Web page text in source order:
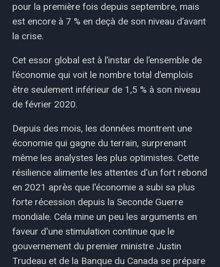
pour la première fois depuis septembre, mais
est encore à 7 % en deçà de son niveau d’avant
la crise.
Cet essor global est à l’instar de l’ensemble de
l’économie qui voit le nombre total d’emplois
être seulement inférieur de 1,5 % à son niveau
de février 2020.
Depuis des mois, les données montrent une
économie qui gagne du terrain, surprenant
même les analystes les plus optimistes. Cette
résilience alimente les attentes d'un fort rebond
en 2021 après que l'économie a subi sa plus
forte récession depuis la Seconde Guerre
mondiale. Cela mine un peu les arguments en
faveur d'une stimulation continue que le
gouvernement du premier ministre Justin
Trudeau et de la Banque du Canada se prépare